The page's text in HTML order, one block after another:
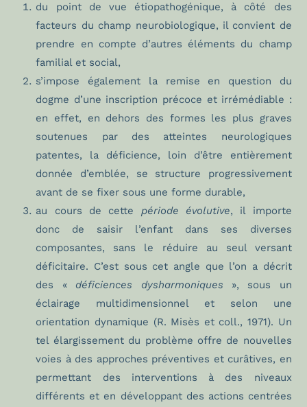
du point de vue étiopathogénique, à côté des
facteurs du champ neurobiologique, il convient de
prendre en compte d’autres éléments du champ
familial et social,
s’impose également la remise en question du
dogme d’une inscription précoce et irrémédiable :
en effet, en dehors des formes les plus graves
soutenues par des atteintes neurologiques
patentes, la déficience, loin d’être entièrement
donnée d’emblée, se structure progressivement
avant de se fixer sous une forme durable,
au cours de cette période évolutive, il importe
donc de saisir l’enfant dans ses diverses
composantes, sans le réduire au seul versant
déficitaire. C’est sous cet angle que l’on a décrit
des « déficiences dysharmoniques », sous un
éclairage multidimensionnel et selon une
orientation dynamique (R. Misès et coll., 1971). Un
tel élargissement du problème offre de nouvelles
voies à des approches préventives et curâtives, en
permettant des interventions à des niveaux
différents et en développant des actions centrées